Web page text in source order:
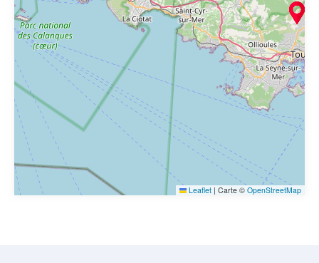
Leaflet | Carte © OpenStreetMap